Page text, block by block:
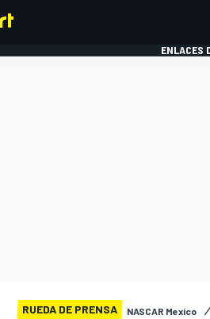
ENLACES
RUEDA DE PRENSA NASCAR Mexico